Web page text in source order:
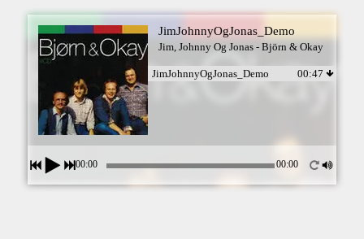
JimJohnnyOgJonas_Demo
Jim, Johnny Og Jonas - Björn & Okay
JimJohnnyOgJonas_Demo 00:47
00:00 00:00